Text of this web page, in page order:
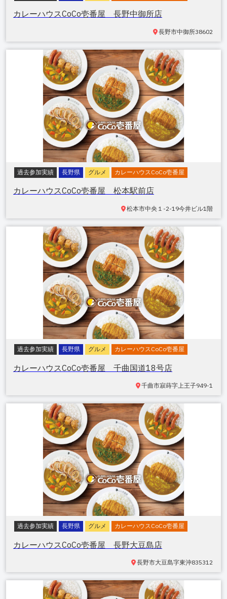
カレーハウスCoCo壱番屋 長野中御所店
長野市中御所38602
過去参加実績 長野県 グルメ カレーハウスCoCo壱番屋
カレーハウスCoCo壱番屋 松本駅前店
松本市中央 １-2-19今井ビル1階
過去参加実績 長野県 グルメ カレーハウスCoCo壱番屋
カレーハウスCoCo壱番屋 千曲国道18号店
千曲市寂蒔字上王子949-1
過去参加実績 長野県 グルメ カレーハウスCoCo壱番屋
カレーハウスCoCo壱番屋 長野大豆島店
長野市大豆島字東沖835312